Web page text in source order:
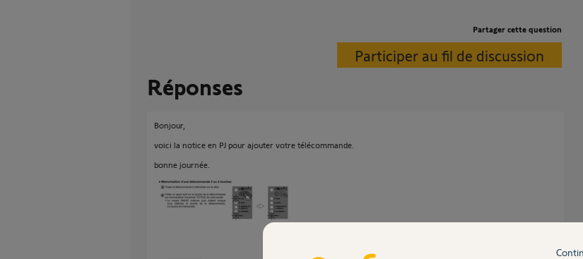
Partager cette question
Participer au fil de discussion
Réponses
Bonjour,
voici la notice en PJ pour ajouter votre télécommande.
bonne journée.